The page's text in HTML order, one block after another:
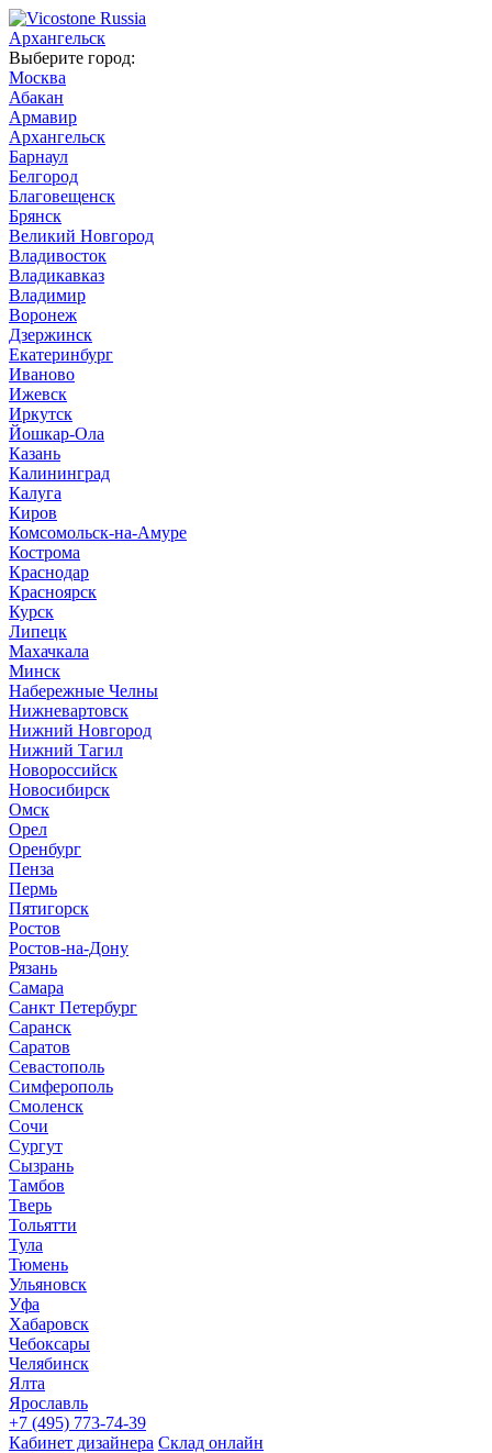
Архангельск
Выберите город:
Москва
Абакан
Армавир
Архангельск
Барнаул
Белгород
Благовещенск
Брянск
Великий Новгород
Владивосток
Владикавказ
Владимир
Воронеж
Дзержинск
Екатеринбург
Иваново
Ижевск
Иркутск
Йошкар-Ола
Казань
Калининград
Калуга
Киров
Комсомольск-на-Амуре
Кострома
Краснодар
Красноярск
Курск
Липецк
Махачкала
Минск
Набережные Челны
Нижневартовск
Нижний Новгород
Нижний Тагил
Новороссийск
Новосибирск
Омск
Орел
Оренбург
Пенза
Пермь
Пятигорск
Ростов
Ростов-на-Дону
Рязань
Самара
Санкт Петербург
Саранск
Саратов
Севастополь
Симферополь
Смоленск
Сочи
Сургут
Сызрань
Тамбов
Тверь
Тольятти
Тула
Тюмень
Ульяновск
Уфа
Хабаровск
Чебоксары
Челябинск
Ялта
Ярославль
+7 (495) 773-74-39
Кабинет дизайнера Склад онлайн